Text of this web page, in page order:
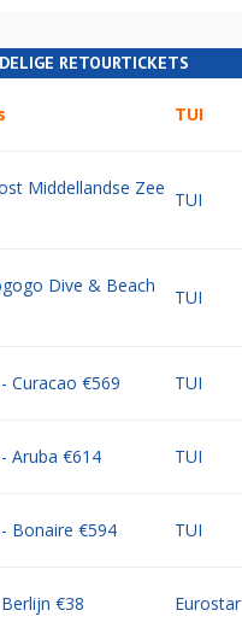
RETOURTICKETS
TUI
Middellandse Zee
TUI
Dive & Beach
TUI
Curacao €569 TUI
Aruba €614 TUI
Bonaire €594 TUI
€38 Eurostar